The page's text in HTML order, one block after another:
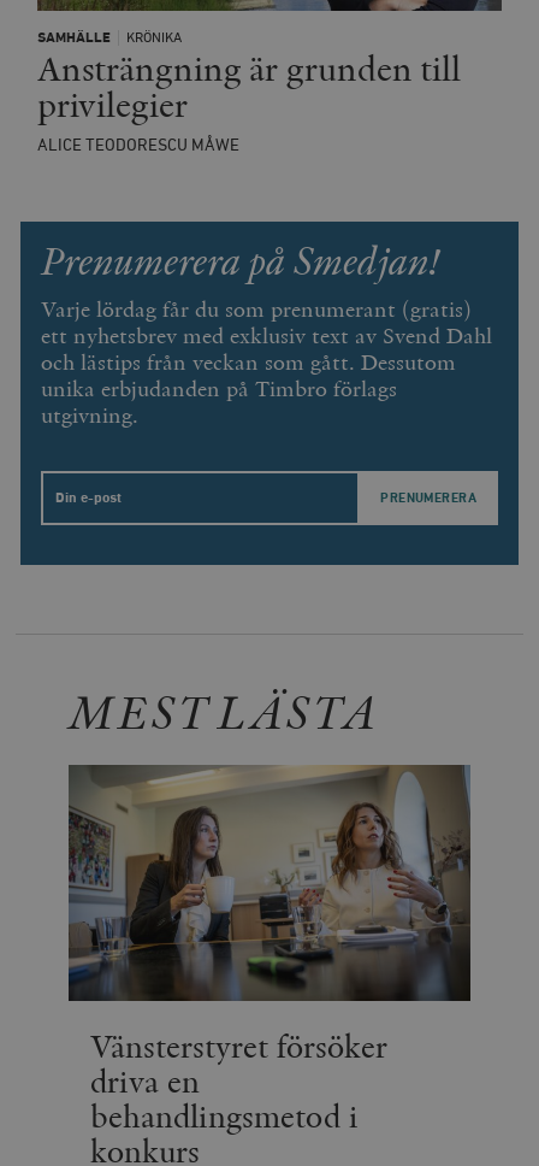
SAMHÄLLE KRÖNIKA
Ansträngning är grunden till
privilegier
ALICE TEODORESCU MÅWE
Prenumerera på Smedjan!
Varje lördag får du som prenumerant (gratis)
ett nyhetsbrev med exklusiv text av Svend Dahl
och lästips från veckan som gått. Dessutom
unika erbjudanden på Timbro förlags
utgivning.
Email
MEST LÄSTA
Vänsterstyret försöker
driva en
behandlingsmetod i
konkurs